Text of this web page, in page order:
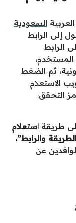
السعودية
إلى الرابط
الرابط
ثم الضغط
الاستعلام
التحقق،
طريقة استعلام
والرابط”،
عن